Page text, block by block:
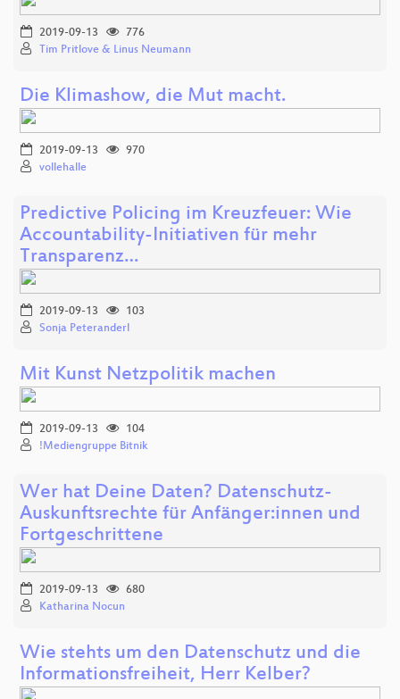
2019-09-13
776
Tim Pritlove & Linus Neumann
Die Klimashow, die Mut macht.
2019-09-13
970
vollehalle
Predictive Policing im Kreuzfeuer: Wie
Accountability-Initiativen für mehr
Transparenz…
2019-09-13
103
Sonja Peteranderl
Mit Kunst Netzpolitik machen
2019-09-13
104
!Mediengruppe Bitnik
Wer hat Deine Daten? Datenschutz-
Auskunftsrechte für Anfänger:innen und
Fortgeschrittene
2019-09-13
680
Katharina Nocun
Wie stehts um den Datenschutz und die
Informationsfreiheit, Herr Kelber?